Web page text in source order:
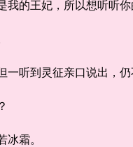
的王妃，所以想听听你
听到灵征亲口说出，仍
霜。